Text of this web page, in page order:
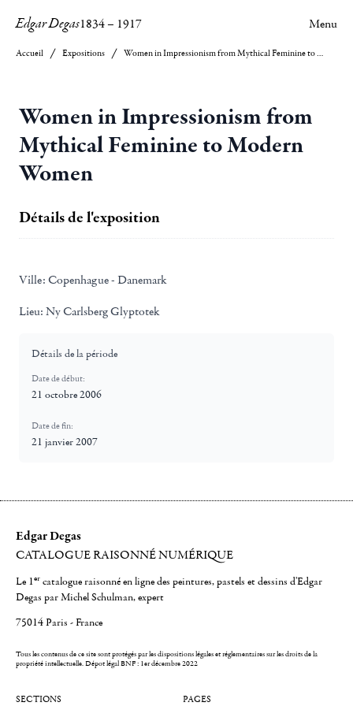
Edgar Degas1834– 1917 Menu
Accueil Expositions Women in Impressionism from Mythical Feminine to Modern Women
Women in Impressionism from
Mythical Feminine to Modern
Women
Détails de l'exposition
Ville: Copenhague - Danemark
Lieu: Ny Carlsberg Glyptotek
Détails de la période
Date de début:
21 octobre 2006
Date de fin:
21 janvier 2007
Edgar Degas
CATALOGUE RAISONNÉ NUMÉRIQUE
Le 1er catalogue raisonné en ligne des peintures, pastels et dessins d'Edgar
Degas par Michel Schulman, expert
75014 Paris - France
Tous les contenus de ce site sont protégés par les dispositions légales et réglementaires sur les droits de la
propriété intellectuelle.Dépot légal BNF : 1er décembre 2022
SECTIONS PAGES